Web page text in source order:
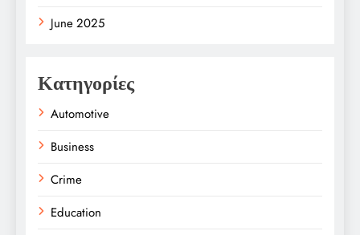
June 2025
Κατηγορίες
Automotive
Business
Crime
Education